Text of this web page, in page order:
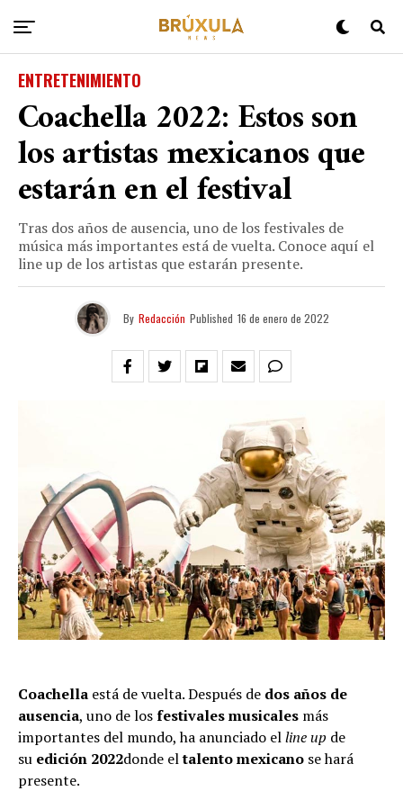
ENTRETENIMIENTO
Coachella 2022: Estos son
los artistas mexicanos que
estarán en el festival
Tras dos años de ausencia, uno de los festivales de
música más importantes está de vuelta. Conoce aquí el
line up de los artistas que estarán presente.
By Redacción Published 16 de enero de 2022
Coachella está de vuelta. Después de dos años de
ausencia, uno de losfestivales musicales más
importantes del mundo, ha anunciado elline up de
su edición 2022donde eltalento mexicano se hará
presente.